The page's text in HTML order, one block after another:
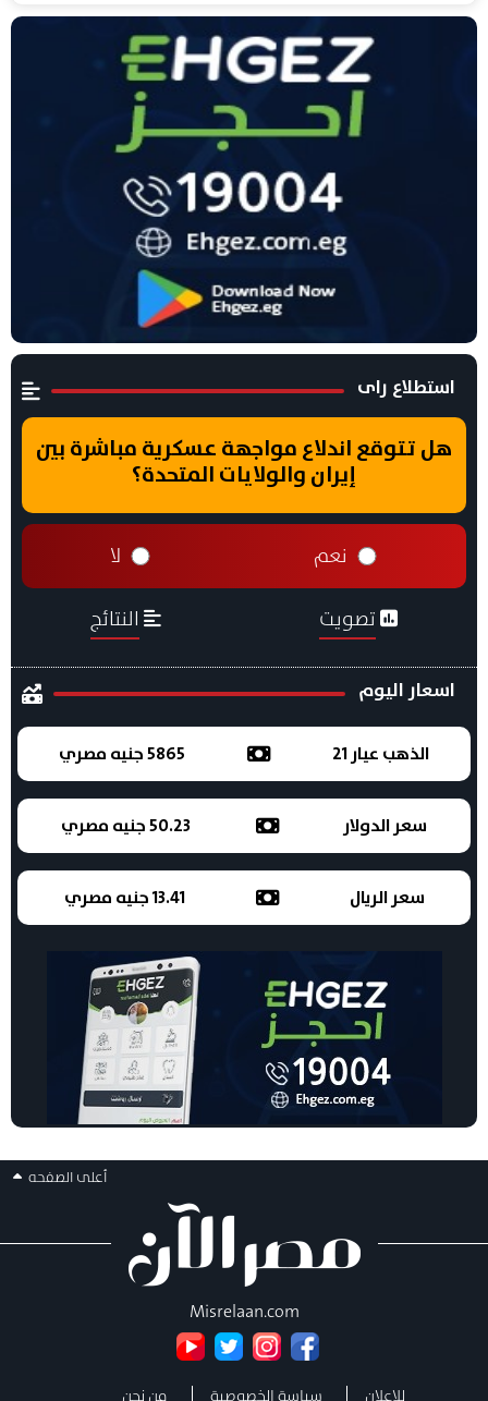
استطلاع راى
هل تتوقع اندلاع مواجهة عسكرية مباشرة بين
إيران والولايات المتحدة؟
نعم لا
تصويت النتائج
اسعار اليوم
الذهب عيار 21 5865 جنيه مصري
سعر الدولار 50.23 جنيه مصري
سعر الريال 13.41 جنيه مصري
أعلى الصفحه
Misrelaan.com
للإعلان سياسة الخصوصية من نحن